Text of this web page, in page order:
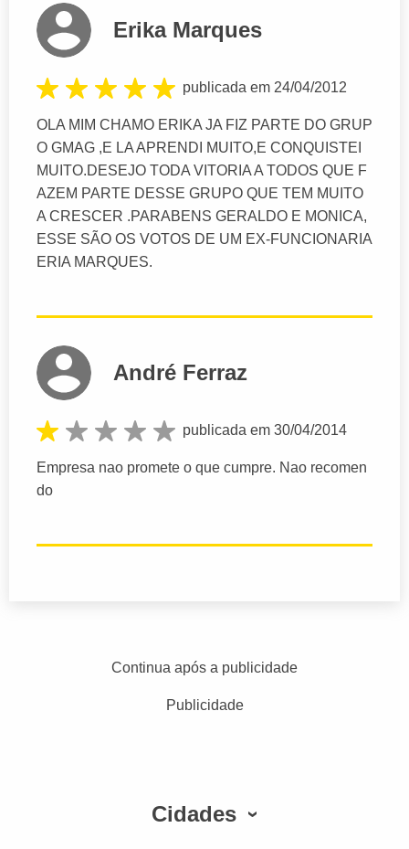
Erika Marques
publicada em 24/04/2012
OLA MIM CHAMO ERIKA JA FIZ PARTE DO GRUP
O GMAG ,E LA APRENDI MUITO,E CONQUISTEI
MUITO.DESEJO TODA VITORIA A TODOS QUE F
AZEM PARTE DESSE GRUPO QUE TEM MUITO
A CRESCER .PARABENS GERALDO E MONICA,
ESSE SÃO OS VOTOS DE UM EX-FUNCIONARIA
ERIA MARQUES.
André Ferraz
publicada em 30/04/2014
Empresa nao promete o que cumpre. Nao recomen
do
Continua após a publicidade
Publicidade
Cidades